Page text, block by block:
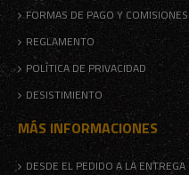
FORMAS DE PAGO Y COMISIONES
REGLAMENTO
POLÍTICA DE PRIVACIDAD
DESISTIMIENTO
MÁS INFORMACIONES
DESDE EL PEDIDO A LA ENTREGA